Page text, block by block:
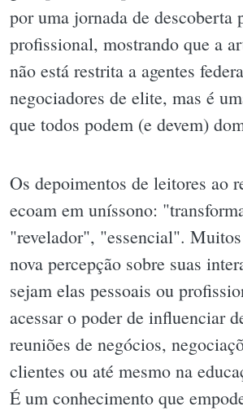
por uma jornada de descoberta
profissional, mostrando que a
não está restrita a agentes
negociadores de elite, mas é
que todos podem (e devem)
Os depoimentos de leitores ao
ecoam em uníssono:
"revelador", "essencial".
nova percepção sobre suas
sejam elas pessoais ou
acessar o poder de influenciar
reuniões de negócios,
clientes ou até mesmo na
É um conhecimento que